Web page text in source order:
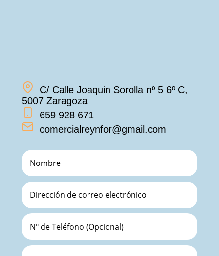
C/ Calle Joaquin Sorolla nº 5 6º C,
5007 Zaragoza
659 928 671
comercialreynfor@gmail.com